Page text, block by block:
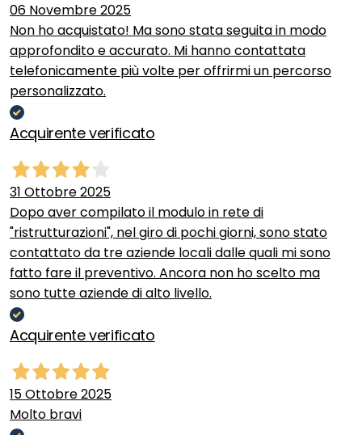
06 Novembre 2025
Non ho acquistato! Ma sono stata seguita in modo
approfondito e accurato. Mi hanno contattata
telefonicamente più volte per offrirmi un percorso
personalizzato.
Acquirente verificato
31 Ottobre 2025
Dopo aver compilato il modulo in rete di
"ristrutturazioni", nel giro di pochi giorni, sono stato
contattato da tre aziende locali dalle quali mi sono
fatto fare il preventivo. Ancora non ho scelto ma
sono tutte aziende di alto livello.
Acquirente verificato
15 Ottobre 2025
Molto bravi